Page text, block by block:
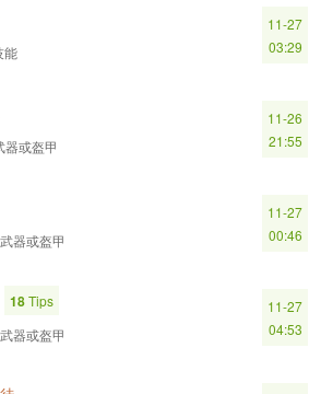
能
11-27
03:29
器或盔甲
11-26
21:55
器或盔甲
11-27
00:46
18Tips
器或盔甲
11-27
04:53